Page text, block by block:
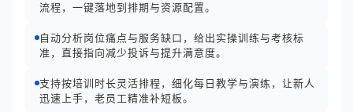
流程，一键落地到排期与资源配置。
自动分析岗位痛点与服务缺口，给出实操训练与考核标
准，直接指向减少投诉与提升满意度。
支持按培训时长灵活排程，细化每日教学与演练，让新人
迅速上手，老员工精准补短板。